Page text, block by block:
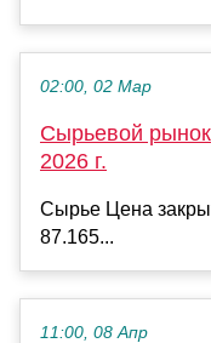
02:00, 02 Мар
Сырьевой
2026 г.
Сырье Цена
87.165...
11:00, 08 Апр